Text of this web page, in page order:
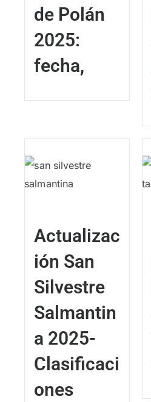
de Polán
2025:
fecha,
Actualizac
ión San
Silvestre
Salmantin
a 2025-
Clasificaci
ones